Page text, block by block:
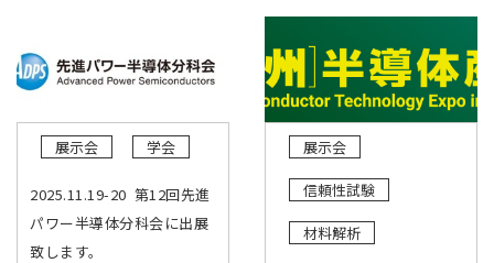
展示会 学会
2025.11.19-20 第12回先進
パワー半導体分科会に出展
致します。
展示会
信頼性試験
材料解析